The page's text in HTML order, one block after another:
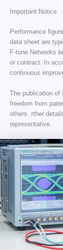
Important Notice
Performance
data sheet are
F-tone Networks
or contract. In
continuous
The publication of
freedom from
others. rther
representative.